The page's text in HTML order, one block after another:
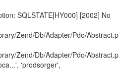
SQLSTATE[HY000] [2002] No
Zend/Db/Adapter/Pdo/
Zend/Db/Adapter/Pdo/
'prodsorger',